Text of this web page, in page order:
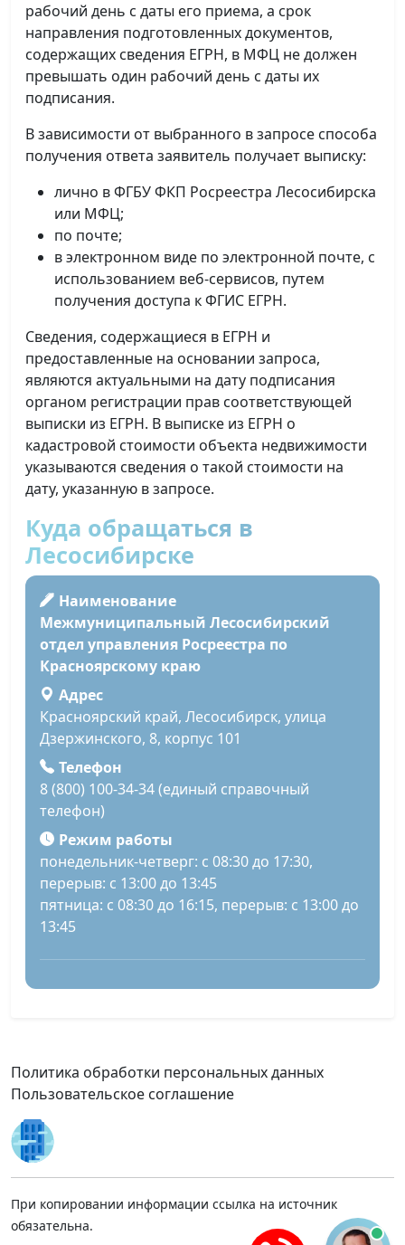
рабочий день с даты его приема, а срок
направления подготовленных документов,
содержащих сведения ЕГРН, в МФЦ не должен
превышать один рабочий день с даты их
подписания.
В зависимости от выбранного в запросе способа
получения ответа заявитель получает выписку:
лично в ФГБУ ФКП Росреестра Лесосибирска
или МФЦ;
по почте;
в электронном виде по электронной почте, с
использованием веб-сервисов, путем
получения доступа к ФГИС ЕГРН.
Сведения, содержащиеся в ЕГРН и
предоставленные на основании запроса,
являются актуальными на дату подписания
органом регистрации прав соответствующей
выписки из ЕГРН. В выписке из ЕГРН о
кадастровой стоимости объекта недвижимости
указываются сведения о такой стоимости на
дату, указанную в запросе.
Куда обращаться в
Лесосибирске
Наименование
Межмуниципальный Лесосибирский
отдел управления Росреестра по
Красноярскому краю
Адрес
Красноярский край, Лесосибирск, улица
Дзержинского, 8, корпус 101
Телефон
8 (800) 100-34-34 (единый справочный
телефон)
Режим работы
понедельник-четверг: с 08:30 до 17:30,
перерыв: с 13:00 до 13:45
пятница: с 08:30 до 16:15, перерыв: с 13:00 до
13:45
Политика обработки персональных данных
Пользовательское соглашение
При копировании информации ссылка на источник
обязательна.